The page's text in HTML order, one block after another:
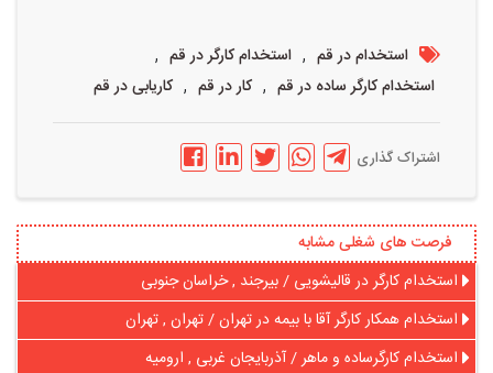
استخدام در قم , استخدام کارگر در قم ,
استخدام کارگر ساده در قم , کار در قم , کاریابی در قم
اشتراک گذاری
فرصت های شغلی مشابه
استخدام کارگر در قالیشویی / بیرجند , خراسان جنوبی
استخدام همکار کارگر آقا با بیمه در تهران / تهران , تهران
استخدام کارگرساده و ماهر / آذربایجان غربی , ارومیه